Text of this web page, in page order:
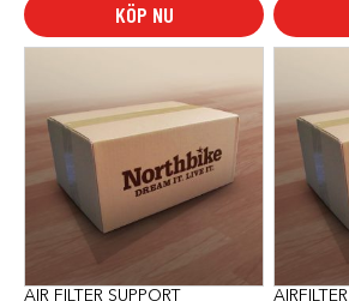
KÖP NU
AIR FILTER SUPPORT
AIRFILTER